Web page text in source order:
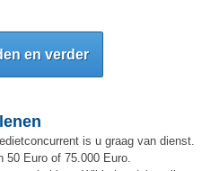
en verder
is u graag van dienst.
Euro of 75.000 Euro.